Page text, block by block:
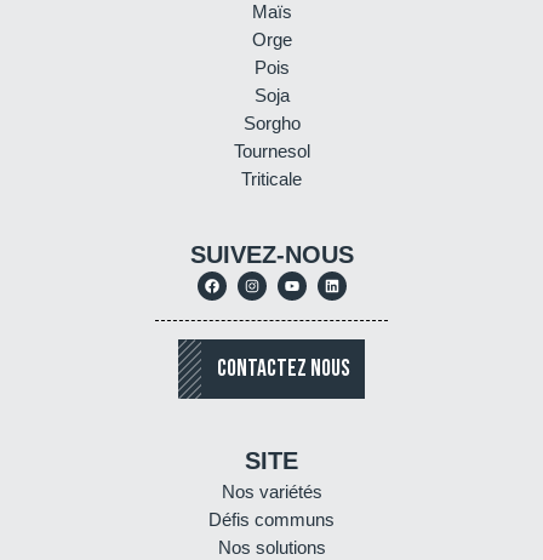
Maïs
Orge
Pois
Soja
Sorgho
Tournesol
Triticale
SUIVEZ-NOUS
CONTACTEZ NOUS
SITE
Nos variétés
Défis communs
Nos solutions